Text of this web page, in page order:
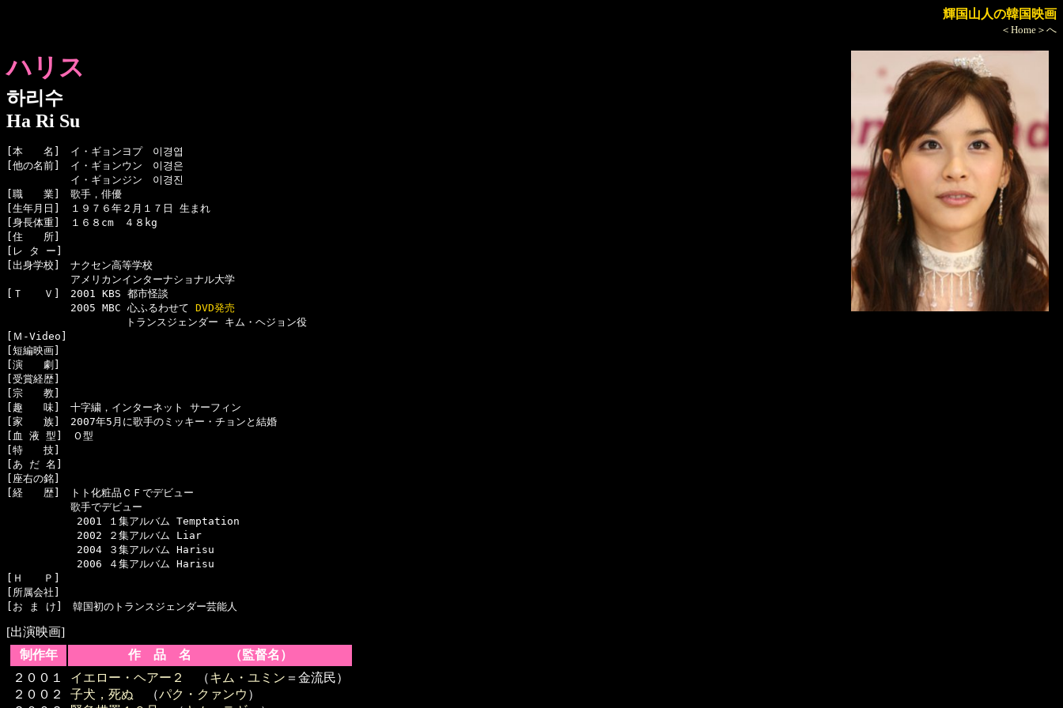
輝国山人の韓国映画
＜Home＞へ
ハリス
하리수
Ha Ri Su
[本　　名]　イ・ギョンヨプ　이경엽
[他の名前]　イ・ギョンウン　이경은
  　　　　　イ・ギョンジン　이경진
[職　　業]　歌手，俳優
[生年月日]　１９７６年２月１７日 生まれ
[身長体重]　１６８cm　４８kg
[住　　所]
[レ タ ー]
[出身学校]　ナクセン高等学校
  　　　　　アメリカンインターナショナル大学
[Ｔ　　Ｖ]　2001 KBS 都市怪談
  　　　　　2005 MBC 心ふるわせて
DVD発売
トランスジェンダー キム・ヘジョン役
[Ｍ-Video]
[短編映画]
[演　　劇]
[受賞経歴]
[宗　　教]
[趣　　味]　十字繍，インターネット サーフィン
[家　　族]　2007年5月に歌手のミッキー・チョンと結婚
[血 液 型]　Ｏ型
[特　　技]
[あ だ 名]
[座右の銘]
[経　　歴]　トト化粧品ＣＦでデビュー
  　　　　　歌手でデビュー
  　　　　　 2001 １集アルバム Temptation
  　　　　　 2002 ２集アルバム Liar
  　　　　　 2004 ３集アルバム Harisu
  　　　　　 2006 ４集アルバム Harisu
[Ｈ　　Ｐ]
[所属会社]
[出演映画]
制作年
作 品 名 （監督名）
２００１
２００２
イエロー・ヘアー２ （キム・ユミン ＝金流民）
子犬，死ぬ （パク・クァンウ ）